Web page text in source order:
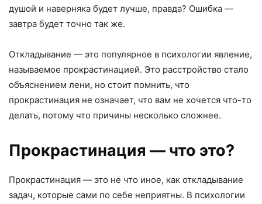
душой и наверняка будет лучше, правда? Ошибка —
завтра будет точно так же.
Откладывание — это популярное в психологии явление,
называемое прокрастинацией. Это расстройство стало
объяснением лени, но стоит помнить, что
прокрастинация не означает, что вам не хочется что-то
делать, потому что причины несколько сложнее.
Прокрастинация — что это?
Прокрастинация — это не что иное, как откладывание
задач, которые сами по себе неприятны. В психологии